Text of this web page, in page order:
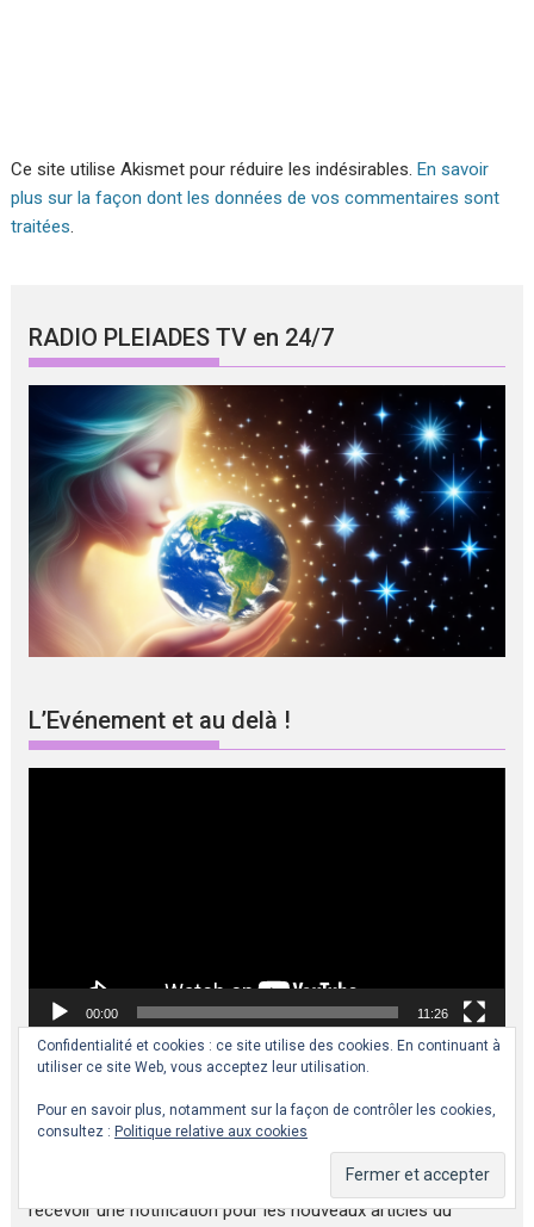
Ce site utilise Akismet pour réduire les indésirables.En savoir
plus sur la façon dont les données de vos commentaires sont
traitées.
RADIO PLEIADES TV en 24/7
L’Evénement et au delà !
00:00 11:26
basculement des consciences !
Saisissez votre adresse e-mail pour vous abonner et
recevoir une notification pour les nouveaux articles du
Confidentialité et cookies : ce site utilise des cookies. En continuant à
utiliser ce site Web, vous acceptez leur utilisation.
Pour en savoir plus, notamment sur la façon de contrôler les cookies,
consultez : Politique relative aux cookies